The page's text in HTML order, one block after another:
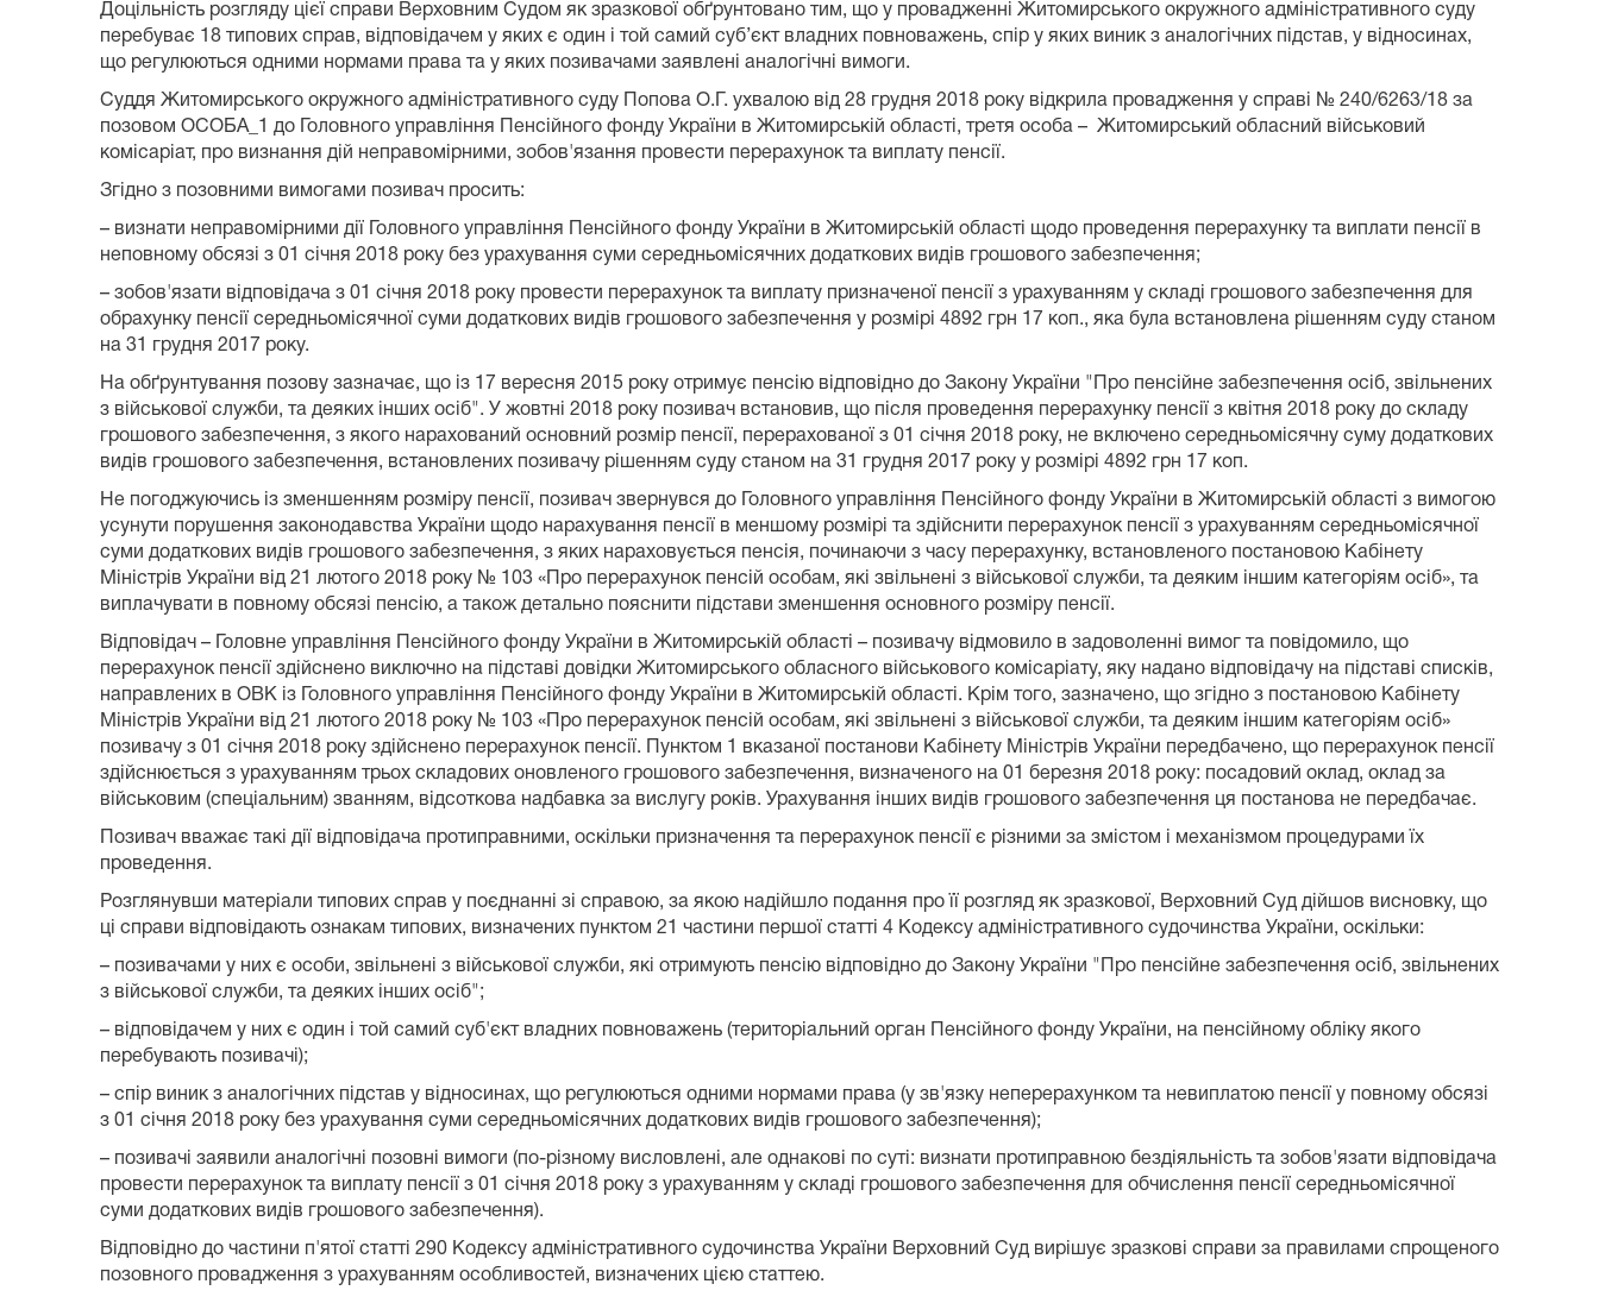
Доцільність розгляду цієї справи Верховним Судом як зразкової обґрунтовано тим, що у провадженні Житомирського окружного адміністративного суду
перебуває 18 типових справ, відповідачем у яких є один і той самий суб’єкт владних повноважень, спір у яких виник з аналогічних підстав, у відносинах,
що регулюються одними нормами права та у яких позивачами заявлені аналогічні вимоги.
Суддя Житомирського окружного адміністративного суду Попова О.Г. ухвалою від 28 грудня 2018 року відкрила провадження у справі № 240/6263/18 за
позовом ОСОБА_1 до Головного управління Пенсійного фонду України в Житомирській області, третя особа – Житомирський обласний військовий
комісаріат, про визнання дій неправомірними, зобов'язання провести перерахунок та виплату пенсії.
Згідно з позовними вимогами позивач просить:
– визнати неправомірними дії Головного управління Пенсійного фонду України в Житомирській області щодо проведення перерахунку та виплати пенсії в
неповному обсязі з 01 січня 2018 року без урахування суми середньомісячних додаткових видів грошового забезпечення;
– зобов'язати відповідача з 01 січня 2018 року провести перерахунок та виплату призначеної пенсії з урахуванням у складі грошового забезпечення для
обрахунку пенсії середньомісячної суми додаткових видів грошового забезпечення у розмірі 4892 грн 17 коп., яка була встановлена рішенням суду станом
на 31 грудня 2017 року.
На обґрунтування позову зазначає, що із 17 вересня 2015 року отримує пенсію відповідно до Закону України "Про пенсійне забезпечення осіб, звільнених
з військової служби, та деяких інших осіб". У жовтні 2018 року позивач встановив, що після проведення перерахунку пенсії з квітня 2018 року до складу
грошового забезпечення, з якого нарахований основний розмір пенсії, перерахованої з 01 січня 2018 року, не включено середньомісячну суму додаткових
видів грошового забезпечення, встановлених позивачу рішенням суду станом на 31 грудня 2017 року у розмірі 4892 грн 17 коп.
Не погоджуючись із зменшенням розміру пенсії, позивач звернувся до Головного управління Пенсійного фонду України в Житомирській області з вимогою
усунути порушення законодавства України щодо нарахування пенсії в меншому розмірі та здійснити перерахунок пенсії з урахуванням середньомісячної
суми додаткових видів грошового забезпечення, з яких нараховується пенсія, починаючи з часу перерахунку, встановленого постановою Кабінету
Міністрів України від 21 лютого 2018 року № 103 «Про перерахунок пенсій особам, які звільнені з військової служби, та деяким іншим категоріям осіб», та
виплачувати в повному обсязі пенсію, а також детально пояснити підстави зменшення основного розміру пенсії.
Відповідач – Головне управління Пенсійного фонду України в Житомирській області – позивачу відмовило в задоволенні вимог та повідомило, що
перерахунок пенсії здійснено виключно на підставі довідки Житомирського обласного військового комісаріату, яку надано відповідачу на підставі списків,
направлених в ОВК із Головного управління Пенсійного фонду України в Житомирській області. Крім того, зазначено, що згідно з постановою Кабінету
Міністрів України від 21 лютого 2018 року № 103 «Про перерахунок пенсій особам, які звільнені з військової служби, та деяким іншим категоріям осіб»
позивачу з 01 січня 2018 року здійснено перерахунок пенсії. Пунктом 1 вказаної постанови Кабінету Міністрів України передбачено, що перерахунок пенсії
здійснюється з урахуванням трьох складових оновленого грошового забезпечення, визначеного на 01 березня 2018 року: посадовий оклад, оклад за
військовим (спеціальним) званням, відсоткова надбавка за вислугу років. Урахування інших видів грошового забезпечення ця постанова не передбачає.
Позивач вважає такі дії відповідача протиправними, оскільки призначення та перерахунок пенсії є різними за змістом і механізмом процедурами їх
проведення.
Розглянувши матеріали типових справ у поєднанні зі справою, за якою надійшло подання про її розгляд як зразкової, Верховний Суд дійшов висновку, що
ці справи відповідають ознакам типових, визначених пунктом 21 частини першої статті 4 Кодексу адміністративного судочинства України, оскільки:
– позивачами у них є особи, звільнені з військової служби, які отримують пенсію відповідно до Закону України "Про пенсійне забезпечення осіб, звільнених
з військової служби, та деяких інших осіб";
– відповідачем у них є один і той самий суб'єкт владних повноважень (територіальний орган Пенсійного фонду України, на пенсійному обліку якого
перебувають позивачі);
– спір виник з аналогічних підстав у відносинах, що регулюються одними нормами права (у зв'язку неперерахунком та невиплатою пенсії у повному обсязі
з 01 січня 2018 року без урахування суми середньомісячних додаткових видів грошового забезпечення);
– позивачі заявили аналогічні позовні вимоги (по-різному висловлені, але однакові по суті: визнати протиправною бездіяльність та зобов'язати відповідача
провести перерахунок та виплату пенсії з 01 січня 2018 року з урахуванням у складі грошового забезпечення для обчислення пенсії середньомісячної
суми додаткових видів грошового забезпечення).
Відповідно до частини п'ятої статті 290 Кодексу адміністративного судочинства України Верховний Суд вирішує зразкові справи за правилами спрощеного
позовного провадження з урахуванням особливостей, визначених цією статтею.